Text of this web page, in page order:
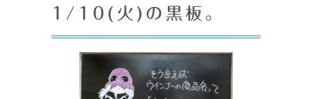
1/10(火)の黒板。